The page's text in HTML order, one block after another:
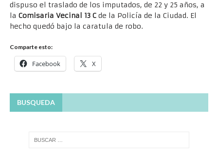
dispuso el traslado de los imputados, de 22 y 25 años, a
la Comisaria Vecinal 13 C de la Policía de la Ciudad. El
hecho quedó bajo la caratula de robo.
Comparte esto:
Facebook X
BUSQUEDA